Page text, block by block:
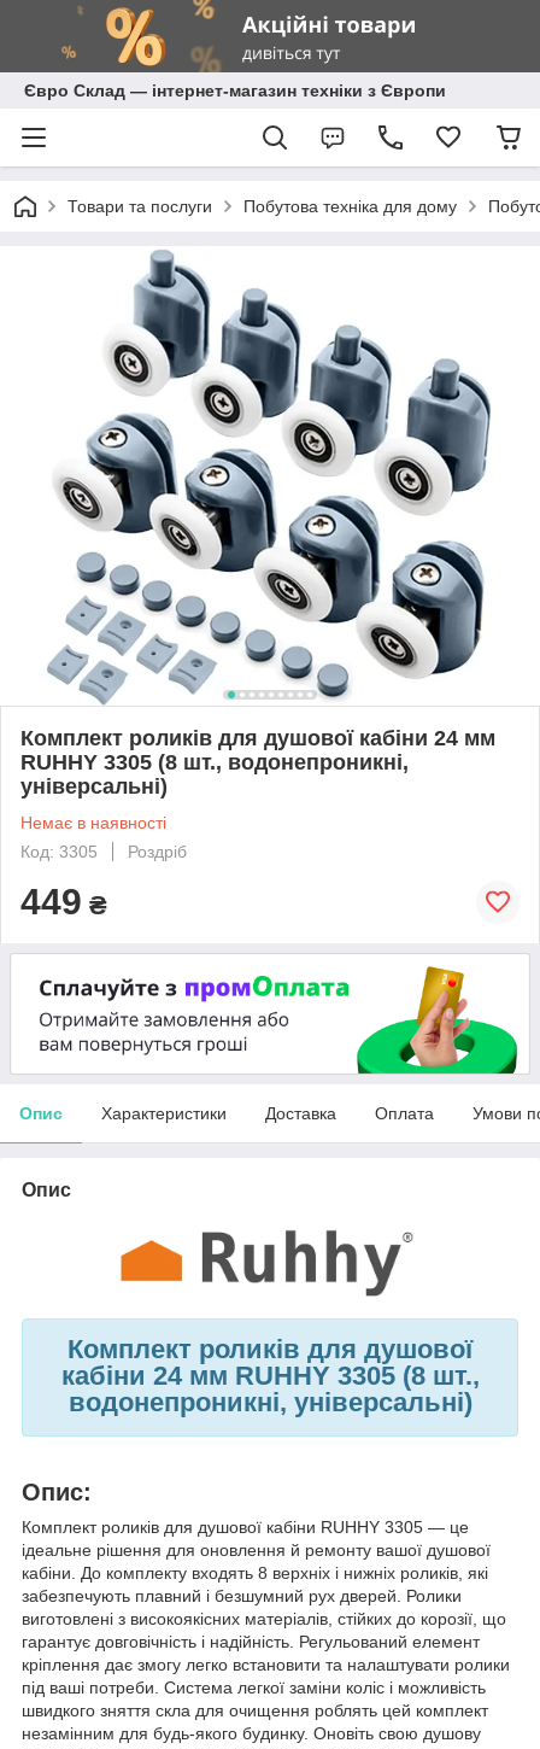
Євро Склад — інтернет-магазин техніки з Європи
Товари та послуги Побутова техніка для дому
Комплект роликів для душової кабіни 24 мм
RUHHY 3305 (8 шт., водонепроникні,
універсальні)
Немає в наявності
Код: 3305
Роздріб
449 ₴
Опис Характеристики Доставка Оплата Умови
Опис
Комплект роликів для душової
кабіни 24 мм RUHHY 3305 (8 шт.,
водонепроникні, універсальні)
Опис:
Комплект роликів для душової кабіни RUHHY 3305 — це
ідеальне рішення для оновлення й ремонту вашої душової
кабіни. До комплекту входять 8 верхніх і нижніх роликів, які
забезпечують плавний і безшумний рух дверей. Ролики
виготовлені з високоякісних матеріалів, стійких до корозії, що
гарантує довговічність і надійність. Регульований елемент
кріплення дає змогу легко встановити та налаштувати ролики
під ваші потреби. Система легкої заміни коліс і можливість
швидкого зняття скла для очищення роблять цей комплект
незамінним для будь-якого будинку. Оновіть свою душову